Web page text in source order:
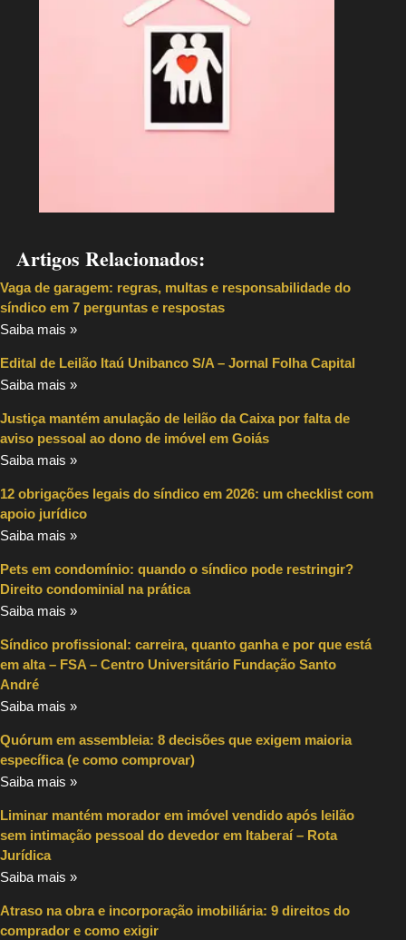
Artigos Relacionados:
Vaga de garagem: regras, multas e responsabilidade do
síndico em 7 perguntas e respostas
Saiba mais »
Edital de Leilão Itaú Unibanco S/A – Jornal Folha Capital
Saiba mais »
Justiça mantém anulação de leilão da Caixa por falta de
aviso pessoal ao dono de imóvel em Goiás
Saiba mais »
12 obrigações legais do síndico em 2026: um checklist com
apoio jurídico
Saiba mais »
Pets em condomínio: quando o síndico pode restringir?
Direito condominial na prática
Saiba mais »
Síndico profissional: carreira, quanto ganha e por que está
em alta – FSA – Centro Universitário Fundação Santo
André
Saiba mais »
Quórum em assembleia: 8 decisões que exigem maioria
específica (e como comprovar)
Saiba mais »
Liminar mantém morador em imóvel vendido após leilão
sem intimação pessoal do devedor em Itaberaí – Rota
Jurídica
Saiba mais »
Atraso na obra e incorporação imobiliária: 9 direitos do
comprador e como exigir